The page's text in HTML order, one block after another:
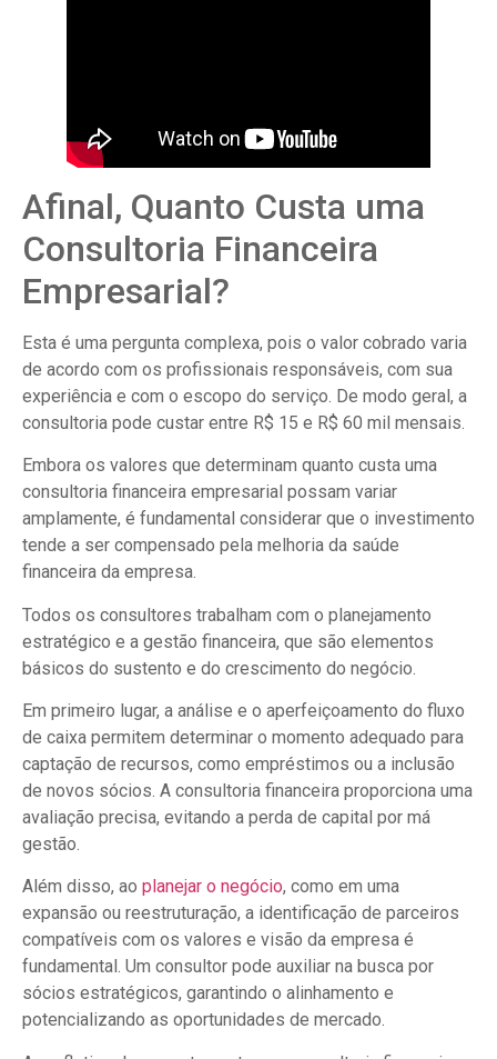
Afinal, Quanto Custa uma
Consultoria Financeira
Empresarial?
Esta é uma pergunta complexa, pois o valor cobrado varia
de acordo com os profissionais responsáveis, com sua
experiência e com o escopo do serviço. De modo geral, a
consultoria pode custar entre R$ 15 e R$ 60 mil mensais.
Embora os valores que determinam quanto custa uma
consultoria financeira empresarial possam variar
amplamente, é fundamental considerar que o investimento
tende a ser compensado pela melhoria da saúde
financeira da empresa.
Todos os consultores trabalham com o planejamento
estratégico e a gestão financeira, que são elementos
básicos do sustento e do crescimento do negócio.
Em primeiro lugar, a análise e o aperfeiçoamento do fluxo
de caixa permitem determinar o momento adequado para
captação de recursos, como empréstimos ou a inclusão
de novos sócios. A consultoria financeira proporciona uma
avaliação precisa, evitando a perda de capital por má
gestão.
Além disso, ao planejar o negócio, como em uma
expansão ou reestruturação, a identificação de parceiros
compatíveis com os valores e visão da empresa é
fundamental. Um consultor pode auxiliar na busca por
sócios estratégicos, garantindo o alinhamento e
potencializando as oportunidades de mercado.